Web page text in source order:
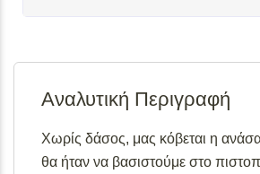
Διαθέσιμο κατόπιν παραγγελίας:
ημερομηνία εξόφλησης της
Σε απόθεμα (επιπλέον μπορεί να
Αναλυτική Περιγραφή
Χωρίς δάσος, μας κόβεται η
θα ήταν να βασιστούμε στο